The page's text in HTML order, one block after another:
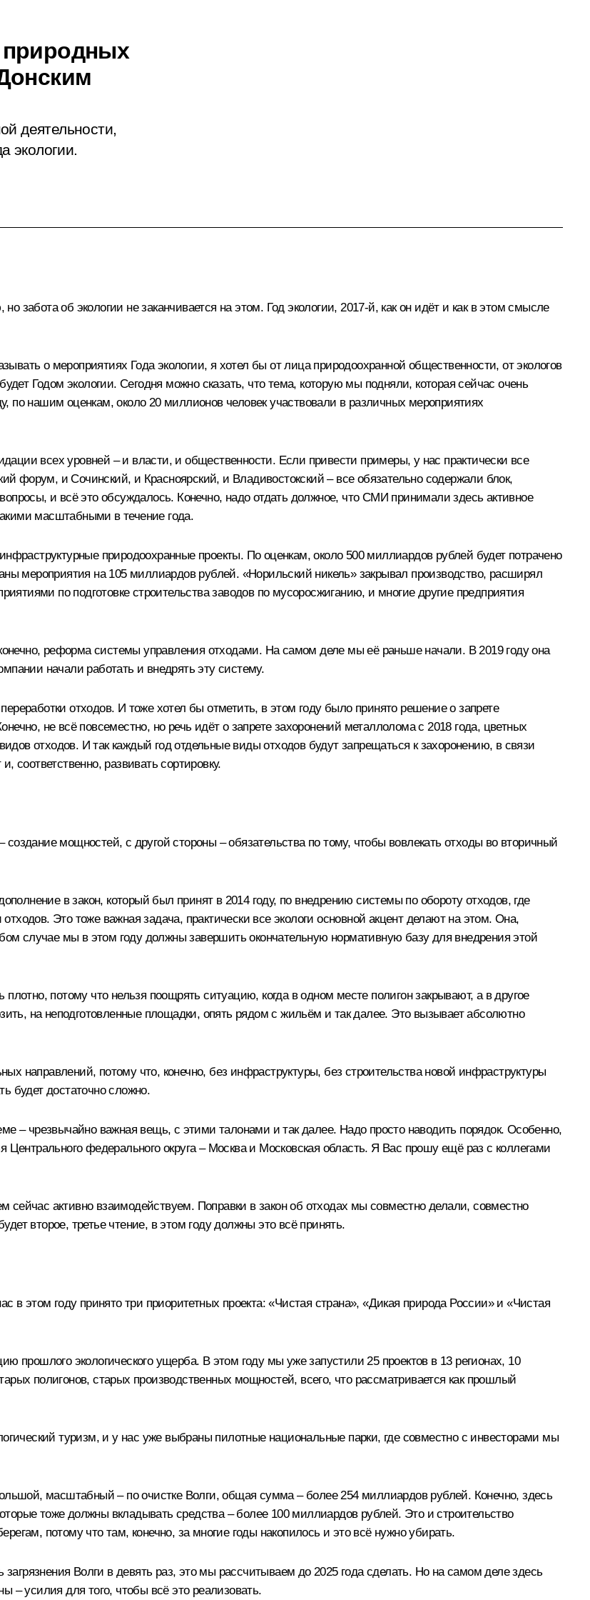
природных
деятельности,
экологии.
забота об экологии не заканчивается на этом. Год экологии, 2017-й, как он идёт и как в этом смысле
о мероприятиях Года экологии, я хотел бы от лица природоохранной общественности, от экологов
Годом экологии. Сегодня можно сказать, что тема, которую мы подняли, которая сейчас очень
по нашим оценкам, около 20 миллионов человек участвовали в различных мероприятиях
всех уровней – и власти, и общественности. Если привести примеры, у нас практически все
форум, и Сочинский, и Красноярский, и Владивостокский – все обязательно содержали блок,
и всё это обсуждалось. Конечно, надо отдать должное, что СМИ принимали здесь активное
масштабными в течение года.
природоохранные проекты. По оценкам, около 500 миллиардов рублей будет потрачено
мероприятия на 105 миллиардов рублей. «Норильский никель» закрывал производство, расширял
по подготовке строительства заводов по мусоросжиганию, и многие другие предприятия
реформа системы управления отходами. На самом деле мы её раньше начали. В 2019 году она
начали работать и внедрять эту систему.
отходов. И тоже хотел бы отметить, в этом году было принято решение о запрете
не всё повсеместно, но речь идёт о запрете захоронений металлолома с 2018 года, цветных
отходов. И так каждый год отдельные виды отходов будут запрещаться к захоронению, в связи
соответственно, развивать сортировку.
мощностей, с другой стороны – обязательства по тому, чтобы вовлекать отходы во вторичный
в закон, который был принят в 2014 году, по внедрению системы по обороту отходов, где
Это тоже важная задача, практически все экологи основной акцент делают на этом. Она,
случае мы в этом году должны завершить окончательную нормативную базу для внедрения этой
потому что нельзя поощрять ситуацию, когда в одном месте полигон закрывают, а в другое
на неподготовленные площадки, опять рядом с жильём и так далее. Это вызывает абсолютно
направлений, потому что, конечно, без инфраструктуры, без строительства новой инфраструктуры
будет достаточно сложно.
– чрезвычайно важная вещь, с этими талонами и так далее. Надо просто наводить порядок. Особенно,
Центрального федерального округа – Москва и Московская область. Я Вас прошу ещё раз с коллегами
активно взаимодействуем. Поправки в закон об отходах мы совместно делали, совместно
второе, третье чтение, в этом году должны это всё принять.
в этом году принято три приоритетных проекта: «Чистая страна», «Дикая природа России» и «Чистая
прошлого экологического ущерба. В этом году мы уже запустили 25 проектов в 13 регионах, 10
полигонов, старых производственных мощностей, всего, что рассматривается как прошлый
туризм, и у нас уже выбраны пилотные национальные парки, где совместно с инвесторами мы
масштабный – по очистке Волги, общая сумма – более 254 миллиардов рублей. Конечно, здесь
тоже должны вкладывать средства – более 100 миллиардов рублей. Это и строительство
потому что там, конечно, за многие годы накопилось и это всё нужно убирать.
загрязнения Волги в девять раз, это мы рассчитываем до 2025 года сделать. Но на самом деле здесь
– усилия для того, чтобы всё это реализовать.